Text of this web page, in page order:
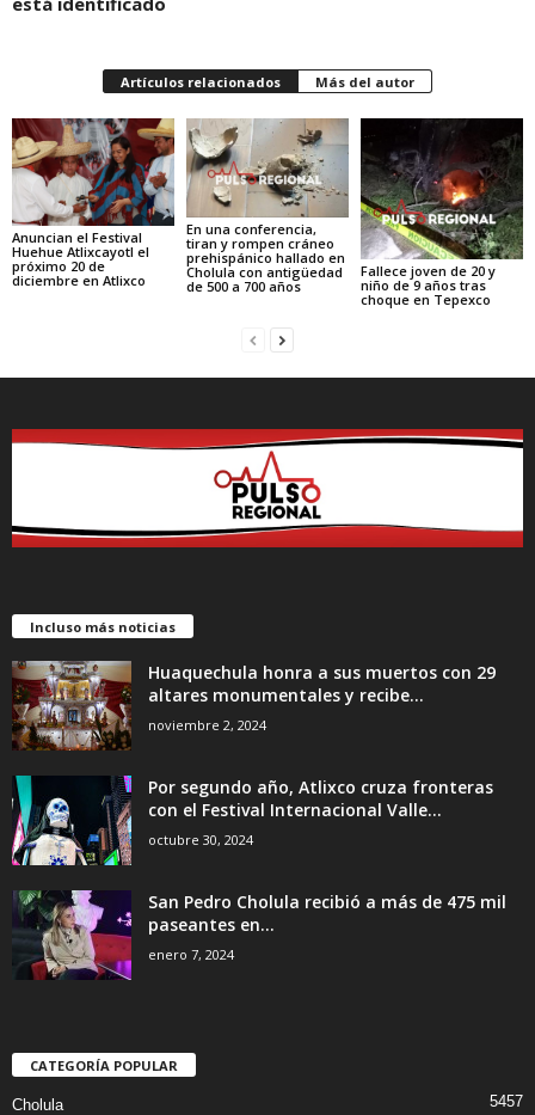
Artículos relacionados Más del autor
Anuncian el Festival
Huehue Atlixcayotl el
próximo 20 de
diciembre en Atlixco
En una conferencia,
tiran y rompen cráneo
prehispánico hallado en
Cholula con antigüedad
de 500 a 700 años
Fallece joven de 20 y
niño de 9 años tras
choque en Tepexco
Incluso más noticias
Huaquechula honra a sus muertos con 29
altares monumentales y recibe...
noviembre 2, 2024
Por segundo año, Atlixco cruza fronteras
con el Festival Internacional Valle...
octubre 30, 2024
San Pedro Cholula recibió a más de 475 mil
paseantes en...
enero 7, 2024
CATEGORÍA POPULAR
Cholula 5457